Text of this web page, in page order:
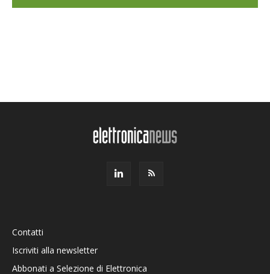
Contatti
Iscriviti alla newsletter
Abbonati a Selezione di Elettronica